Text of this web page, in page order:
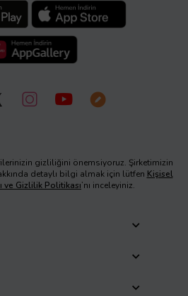
gizliliğini önemsiyoruz. Şirketimizin
detaylı bilgi almak için lütfen Kişisel
ve Gizlilik Politikası’nı inceleyiniz.